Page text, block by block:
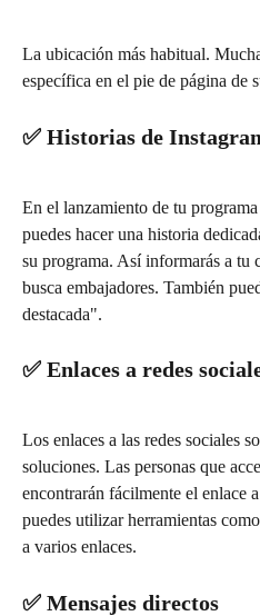
La ubicación más habitual.
específica en el pie de página de
✅ Historias de
En el lanzamiento de tu
puedes hacer una historia
su programa. Así informarás a tu
busca embajadores. También
destacada".
✅ Enlaces a redes
Los enlaces a las redes sociales
soluciones. Las personas que
encontrarán fácilmente el enlace
puedes utilizar herramientas como
a varios enlaces.
✅ Mensajes directos